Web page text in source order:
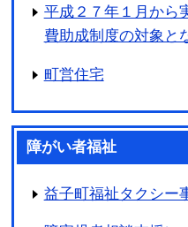
平成２７年１月から
費助成制度の対象と
町営住宅
障がい者福祉
益子町福祉タクシー